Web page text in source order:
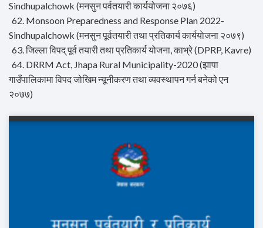
Sindhupalchowk (मनसुन पर्वतयारी कार्ययोजना २०७६)
62. Monsoon Preparedness and Response Plan 2022-
Sindhupalchowk (मनसुन पूर्वतयारी तथा प्रतिकार्य कार्ययाेजना २०७९)
63. जिल्ला विपद् पूर्व तयारी तथा प्रतिकार्य योजना, काभ्रे (DPRP, Kavre)
64. DRRM Act, Jhapa Rural Municipality-2020 (झापा
गाउँपालिकामा विपद जोखिम न्यूनीकरण तथा व्यवस्थापन गर्न बनेको एन
२०७७)